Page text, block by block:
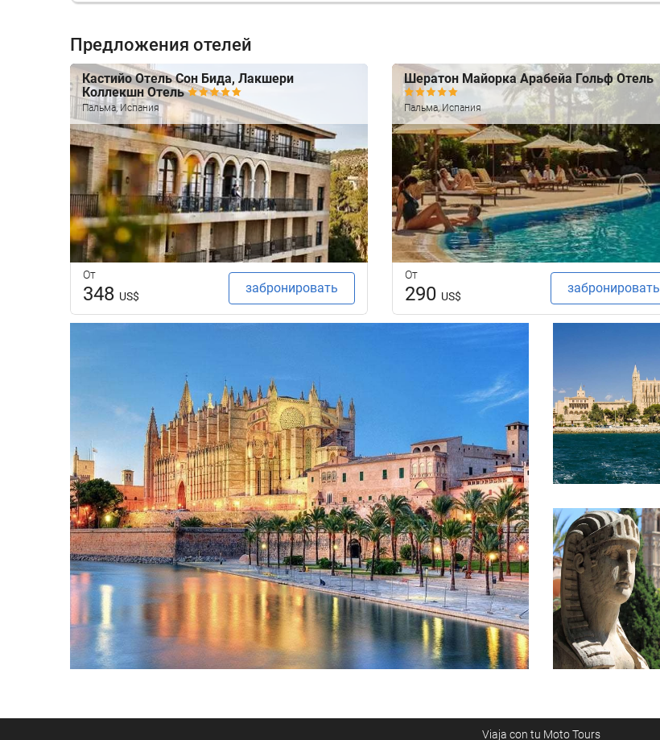
Предложения отелей
Кастийо Отель Сон Бида, Лакшери
Коллекшн Отель
Пальма, Испания
От
348 US$
забронировать
Шератон Майорка Арабейа Гольф Отель
Пальма, Испания
От
290 US$
забронировать
Viaja con tu Moto Tours